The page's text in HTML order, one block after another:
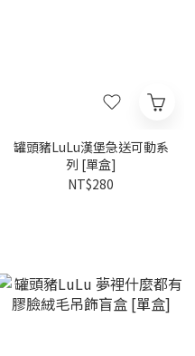
罐頭豬LuLu漢堡急送可動系
列 [單盒]
NT$280